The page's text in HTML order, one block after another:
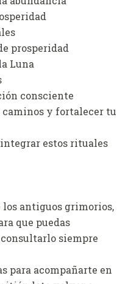
prosperidad
Luna
consciente
y fortalecer tu
estos rituales
antiguos grimorios,
que puedas
siempre
para acompañarte en